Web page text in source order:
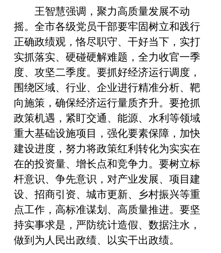
王智慧强调，聚力高质量发展不动
摇。全市各级党员干部要牢固树立和践行
正确政绩观，恪尽职守、干好当下，实打
实抓落实、硬碰硬解难题，全力收官一季
度、攻坚二季度。要抓好经济运行调度，
围绕区域、行业、企业进行精准分析、靶
向施策，确保经济运行量质齐升。要抢抓
政策机遇，紧盯交通、能源、水利等领域
重大基础设施项目，强化要素保障，加快
建设进度，努力将政策红利转化为实实在
在的投资量、增长点和竞争力。要树立标
杆意识、争先意识，对产业发展、项目建
设、招商引资、城市更新、乡村振兴等重
点工作，高标准谋划、高质量推进。要坚
持实事求是，严防统计造假、数据注水，
做到为人民出政绩、以实干出政绩。